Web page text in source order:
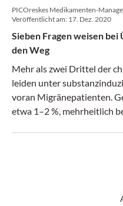
PICOreskes Medikamenten-
Veröffentlicht am: 17. Dez. 2020
Sieben Fragen weisen
den Weg
Mehr als zwei Drittel der
leiden unter
voran Migränepatienten.
etwa 1–2 %, mehrheitlich